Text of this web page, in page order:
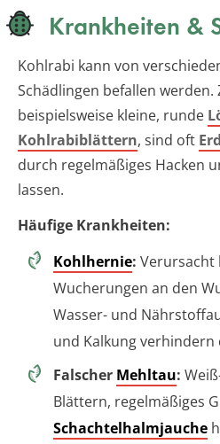
Krankheiten &
Kohlrabi kann von
Schädlingen befallen werden.
beispielsweise kleine, runde
Kohlrabiblättern, sind oft
durch regelmäßiges Hacken
lassen.
Häufige Krankheiten:
Kohlhernie: Verursacht
Wucherungen an den
Wasser- und
und Kalkung verhindern
Falscher Mehltau:
Blättern, regelmäßiges
Schachtelhalmjauche